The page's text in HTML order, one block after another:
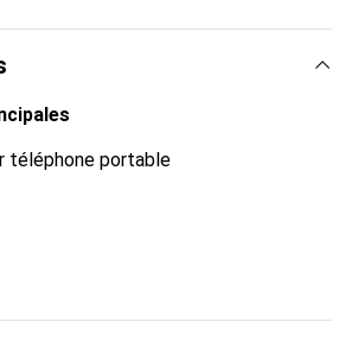
choix sûr pour une clientèle
téléphone portable